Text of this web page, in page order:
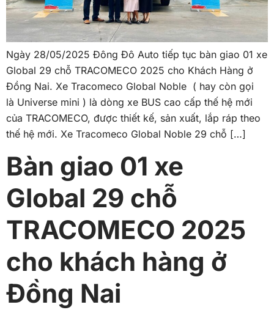
Ngày 28/05/2025 Đông Đô Auto tiếp tục bàn giao 01 xe
Global 29 chỗ TRACOMECO 2025 cho Khách Hàng ở
Đồng Nai. Xe Tracomeco Global Noble ( hay còn gọi
là Universe mini ) là dòng xe BUS cao cấp thế hệ mới
của TRACOMECO, được thiết kế, sản xuất, lắp ráp theo
thế hệ mới. Xe Tracomeco Global Noble 29 chỗ […]
Bàn giao 01 xe
Global 29 chỗ
TRACOMECO 2025
cho khách hàng ở
Đồng Nai